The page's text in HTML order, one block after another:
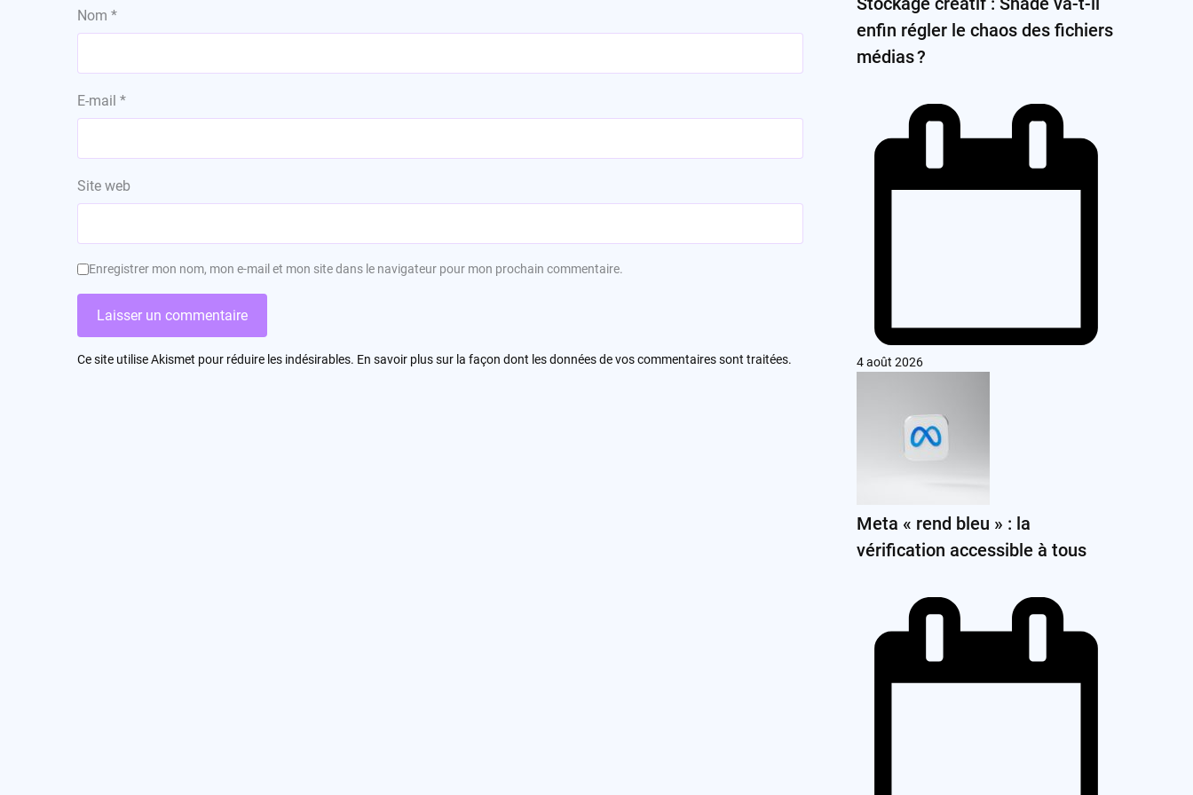
Nom *
E-mail *
Site web
Enregistrer mon nom, mon e-mail et mon site dans le navigateur pour mon prochain commentaire.
Ce site utilise Akismet pour réduire les indésirables. En savoir plus sur la façon dont les données de vos commentaires sont traitées.
enfin régler le chaos des fichiers
médias ?
4 août 2026
Meta « rend bleu » : la
vérification accessible à tous